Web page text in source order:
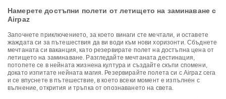
Намерете достъпни полети от летището на заминаване с
Airpaz
Започнете приключението, за което винаги сте мечтали, и оставете
жаждата си за пътешествия да ви води към нови хоризонти. Сбъднете
мечтаната си ваканция, като резервирате полет на достъпна цена от
летището на заминаване. Разгледайте мечтаната дестинация,
потопете се в нейната жизнена култура и създайте скъпи спомени,
докато изпитате нейната магия. Резервирайте полета си с Airpaz сега
и се впуснете в пътешествие, в което всеки момент е изпълнен с
вълнение, открития и тръпка от опознаването на света.